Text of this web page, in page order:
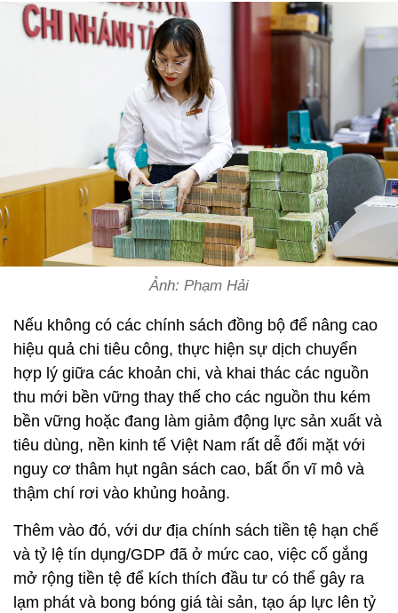
Ảnh: Phạm Hải
Nếu không có các chính sách đồng bộ để nâng cao
hiệu quả chi tiêu công, thực hiện sự dịch chuyển
hợp lý giữa các khoản chi, và khai thác các nguồn
thu mới bền vững thay thế cho các nguồn thu kém
bền vững hoặc đang làm giảm động lực sản xuất và
tiêu dùng, nền kinh tế Việt Nam rất dễ đối mặt với
nguy cơ thâm hụt ngân sách cao, bất ổn vĩ mô và
thậm chí rơi vào khủng hoảng.
Thêm vào đó, với dư địa chính sách tiền tệ hạn chế
và tỷ lệ tín dụng/GDP đã ở mức cao, việc cố gắng
mở rộng tiền tệ để kích thích đầu tư có thể gây ra
lạm phát và bong bóng giá tài sản, tạo áp lực lên tỷ